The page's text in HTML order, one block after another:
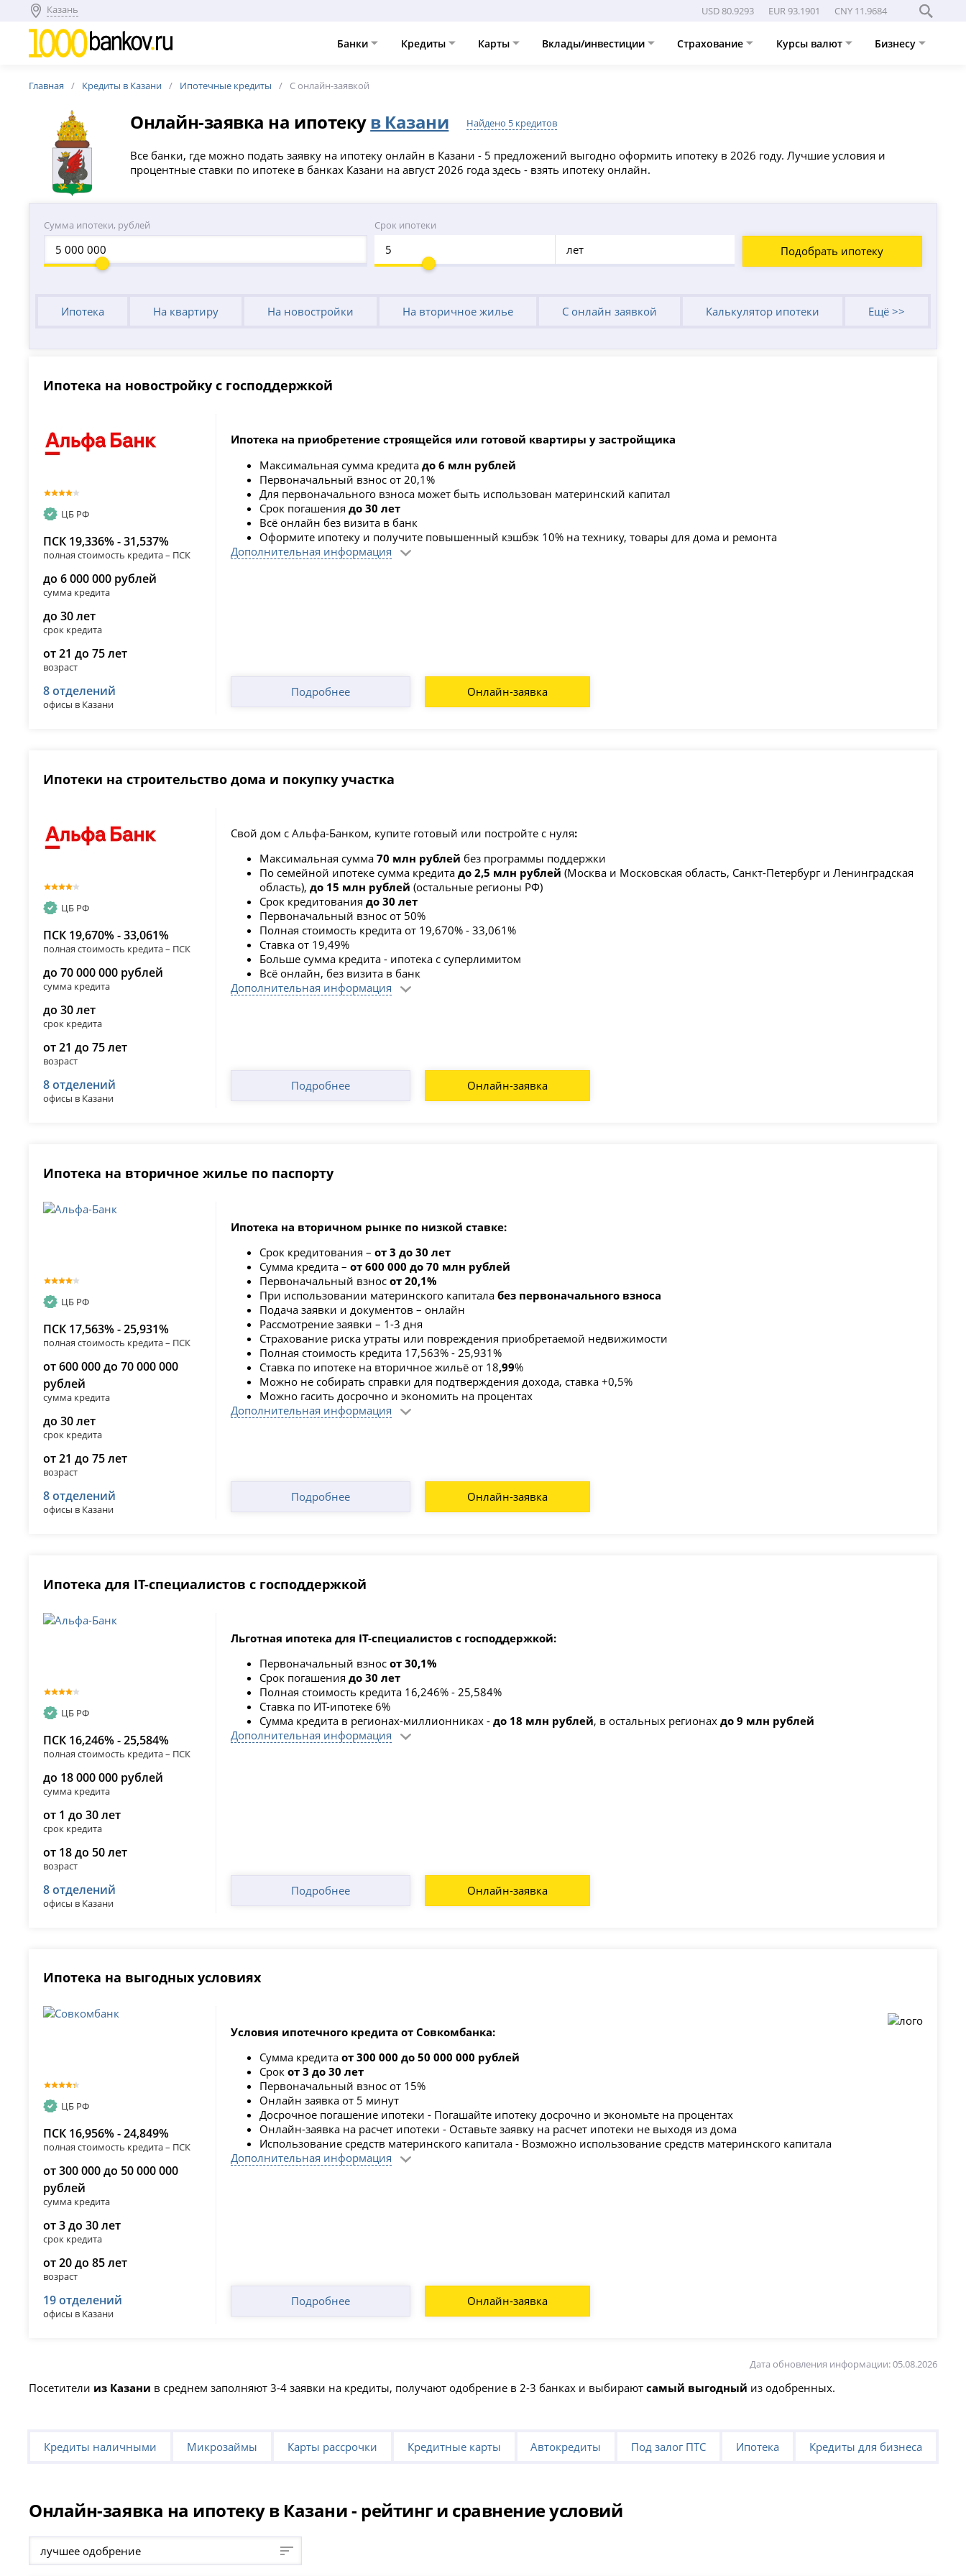
Казань USD 80.9293 EUR 93.1901 CNY 11.9684
Банки Кредиты Карты Вклады/инвестиции Страхование Курсы валют Бизнесу
Главная Кредиты в Казани Ипотечные кредиты С онлайн-заявкой
Онлайн-заявка на ипотекув Казани Найдено 5 кредитов
Все банки, где можно подать заявку на ипотеку онлайн в Казани - 5 предложений выгодно оформить ипотеку в 2026 году. Лучшие условия и
процентные ставки по ипотеке в банках Казани на август 2026 года здесь - взять ипотеку онлайн.
Сумма ипотеки, рублей Срок ипотеки
лет Подобрать ипотеку
Ипотека На квартиру На новостройки На вторичное жилье С онлайн заявкой Калькулятор ипотеки Ещё >>
Ипотека на новостройку с господдержкой
ЦБ РФ
ПСК 19,336% - 31,537%
полная стоимость кредита – ПСК
до 6 000 000 рублей
сумма кредита
до 30 лет
срок кредита
от 21 до 75 лет
возраст
8 отделений
офисы в Казани
Ипотека на приобретение строящейся или готовой квартиры у застройщика
Максимальная сумма кредита до 6 млн рублей
Первоначальный взнос от 20,1%
Для первоначального взноса может быть использован материнский капитал
Срок погашения до 30 лет
Всё онлайн без визита в банк
Оформите ипотеку и получите повышенный кэшбэк 10% на технику, товары для дома и ремонта
Дополнительная информация
Онлайн-заявка
Подробнее
Ипотеки на строительство дома и покупку участка
ЦБ РФ
ПСК 19,670% - 33,061%
полная стоимость кредита – ПСК
до 70 000 000 рублей
сумма кредита
до 30 лет
срок кредита
от 21 до 75 лет
возраст
8 отделений
офисы в Казани
Свой дом с Альфа‑Банком, купите готовый или постройте с нуля:
Максимальная сумма 70 млн рублей без программы поддержки
По семейной ипотеке сумма кредита до 2,5 млн рублей (Москва и Московская область, Санкт-Петербург и Ленинградская
область), до 15 млн рублей (остальные регионы РФ)
Срок кредитования до 30 лет
Первоначальный взнос от 50%
Полная стоимость кредита от 19,670% - 33,061%
Ставка от 19,49%
Больше сумма кредита - ипотека с суперлимитом
Всё онлайн, без визита в банк
Дополнительная информация
Онлайн-заявка
Подробнее
Ипотека на вторичное жилье по паспорту
ЦБ РФ
ПСК 17,563% - 25,931%
полная стоимость кредита – ПСК
от 600 000 до 70 000 000
рублей
сумма кредита
до 30 лет
срок кредита
от 21 до 75 лет
возраст
8 отделений
офисы в Казани
Ипотека на вторичном рынке по низкой ставке:
Срок кредитования – от 3 до 30 лет
Сумма кредита – от 600 000 до 70 млн рублей
Первоначальный взносот 20,1%
При использовании материнского капитала без первоначального взноса
Подача заявки и документов – онлайн
Рассмотрение заявки – 1-3 дня
Страхование риска утраты или повреждения приобретаемой недвижимости
Полная стоимость кредита 17,563% - 25,931%
Ставка по ипотеке на вторичное жильё от 18,99%
Можно не собирать справки для подтверждения дохода, ставка +0,5%
Можно гасить досрочно и экономить на процентах
Дополнительная информация
Онлайн-заявка
Подробнее
Ипотека для IT-специалистов с господдержкой
ЦБ РФ
ПСК 16,246% - 25,584%
полная стоимость кредита – ПСК
до 18 000 000 рублей
сумма кредита
от 1 до 30 лет
срок кредита
от 18 до 50 лет
возраст
8 отделений
офисы в Казани
Льготная ипотека для IT-специалистов с господдержкой:
Первоначальный взнос от 30,1%
Срок погашения до 30 лет
Полная стоимость кредита 16,246% - 25,584%
Ставка по ИТ-ипотеке 6%
Сумма кредита в регионах-миллионниках - до 18 млн рублей, в остальных регионах до 9 млн рублей
Дополнительная информация
Онлайн-заявка
Подробнее
Ипотека на выгодных условиях
ЦБ РФ
ПСК 16,956% - 24,849%
полная стоимость кредита – ПСК
от 300 000 до 50 000 000
рублей
сумма кредита
от 3 до 30 лет
срок кредита
от 20 до 85 лет
возраст
19 отделений
офисы в Казани
Условия ипотечного кредита от Совкомбанка:
Сумма кредита от 300 000 до 50 000 000 рублей
Срокот 3 до 30 лет
Первоначальный взнос от 15%
Онлайн заявка от 5 минут
Досрочное погашение ипотеки - Погашайте ипотеку досрочно и экономьте на процентах
Онлайн-заявка на расчет ипотеки - Оставьте заявку на расчет ипотеки не выходя из дома
Использование средств материнского капитала - Возможно использование средств материнского капитала
Дополнительная информация
Онлайн-заявка
Подробнее
Дата обновления информации: 05.08.2026
Посетители из Казани в среднем заполняют 3-4 заявки на кредиты, получают одобрение в 2-3 банках и выбираютсамый выгодный из одобренных.
Кредиты наличными Микрозаймы Карты рассрочки Кредитные карты Автокредиты Под залог ПТС Ипотека Кредиты для бизнеса
Онлайн-заявка на ипотеку в Казани - рейтинг и сравнение условий
лучшее одобрение